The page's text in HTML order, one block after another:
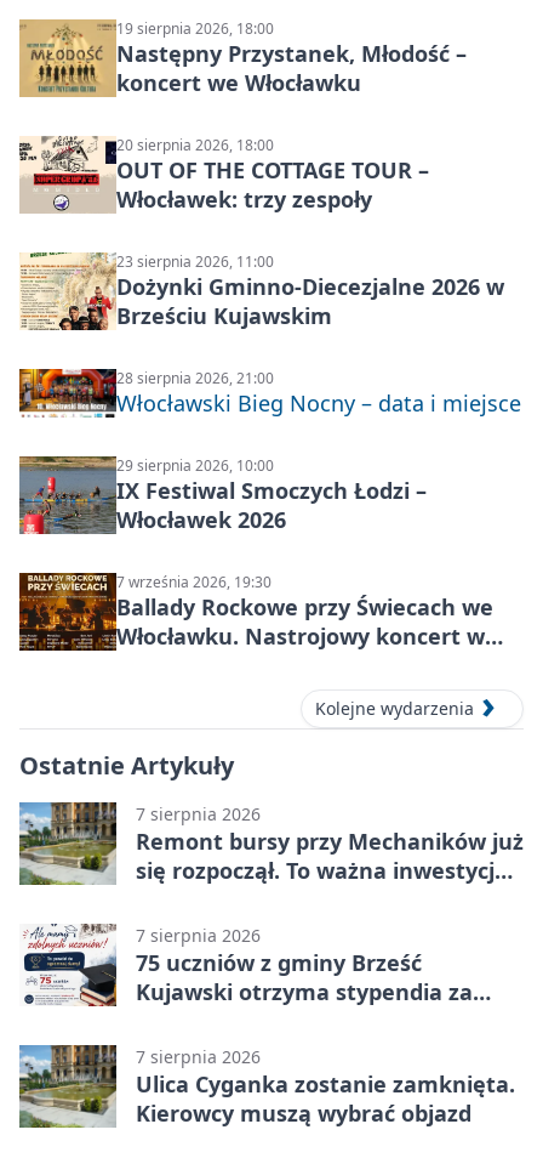
19 sierpnia 2026, 18:00
Następny Przystanek, Młodość –
koncert we Włocławku
20 sierpnia 2026, 18:00
OUT OF THE COTTAGE TOUR –
Włocławek: trzy zespoły
23 sierpnia 2026, 11:00
Dożynki Gminno-Diecezjalne 2026 w
Brześciu Kujawskim
28 sierpnia 2026, 21:00
Włocławski Bieg Nocny – data i miejsce
29 sierpnia 2026, 10:00
IX Festiwal Smoczych Łodzi –
Włocławek 2026
7 września 2026, 19:30
Ballady Rockowe przy Świecach we
Włocławku. Nastrojowy koncert w
Kolejne wydarzenia
Ostatnie Artykuły
7 sierpnia 2026
Remont bursy przy Mechaników już
się rozpoczął. To ważna inwestycja
7 sierpnia 2026
75 uczniów z gminy Brześć
Kujawski otrzyma stypendia za
7 sierpnia 2026
Ulica Cyganka zostanie zamknięta.
Kierowcy muszą wybrać objazd